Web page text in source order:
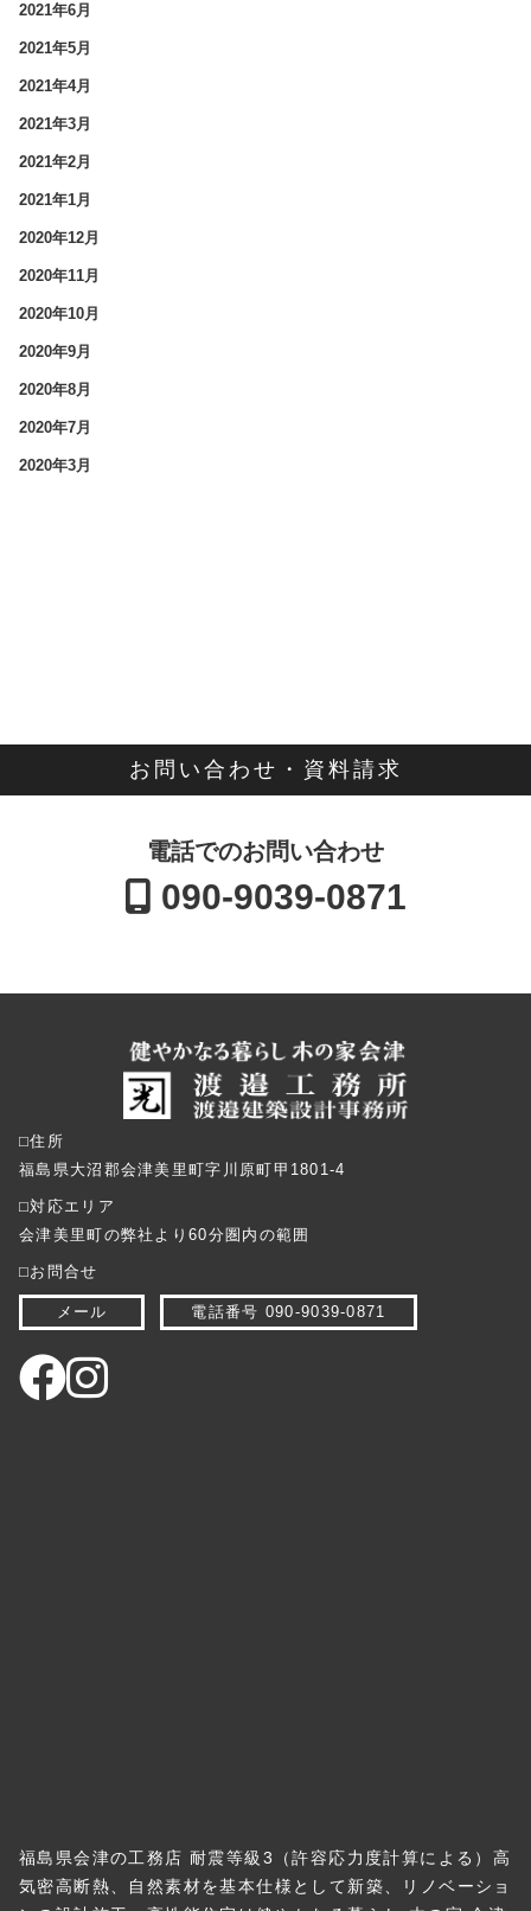
2021年6月
2021年5月
2021年4月
2021年3月
2021年2月
2021年1月
2020年12月
2020年11月
2020年10月
2020年9月
2020年8月
2020年7月
2020年3月
お問い合わせ・資料請求
電話でのお問い合わせ
090-9039-0871
⬜︎住所
福島県大沼郡会津美里町字川原町甲1801-4
⬜︎対応エリア
会津美里町の弊社より60分圏内の範囲
⬜︎お問合せ
メール 電話番号 090-9039-0871
福島県会津の工務店 耐震等級3（許容応力度計算による）高
気密高断熱、自然素材を基本仕様として新築、リノベーショ